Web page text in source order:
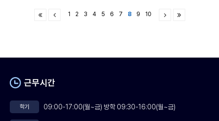
1 2 3 4 5 6 7 8 9 10
근무시간
학기 09:00-17:00(월~금) 방학 09:30-16:00(월~금)